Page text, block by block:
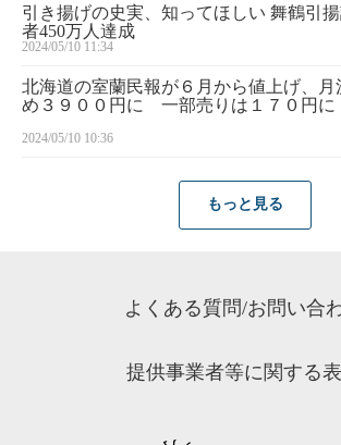
引き揚げの史実、知ってほしい 舞鶴引
者450万人達成
2024/05/10 11:34
北海道の室蘭民報が６月から値上げ、月
め３９００円に 一部売りは１７０円に
2024/05/10 10:36
もっと見る
よくある質問/お問い合
提供事業者等に関する